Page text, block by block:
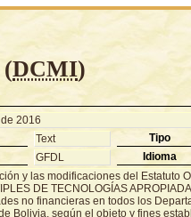
DCMI)
2016
Text Tipo
GFDL Idioma
y las modificaciones del Estatuto
DE TECNOLOGÍAS
no financieras en todos los
Bolivia, según el objeto y fines